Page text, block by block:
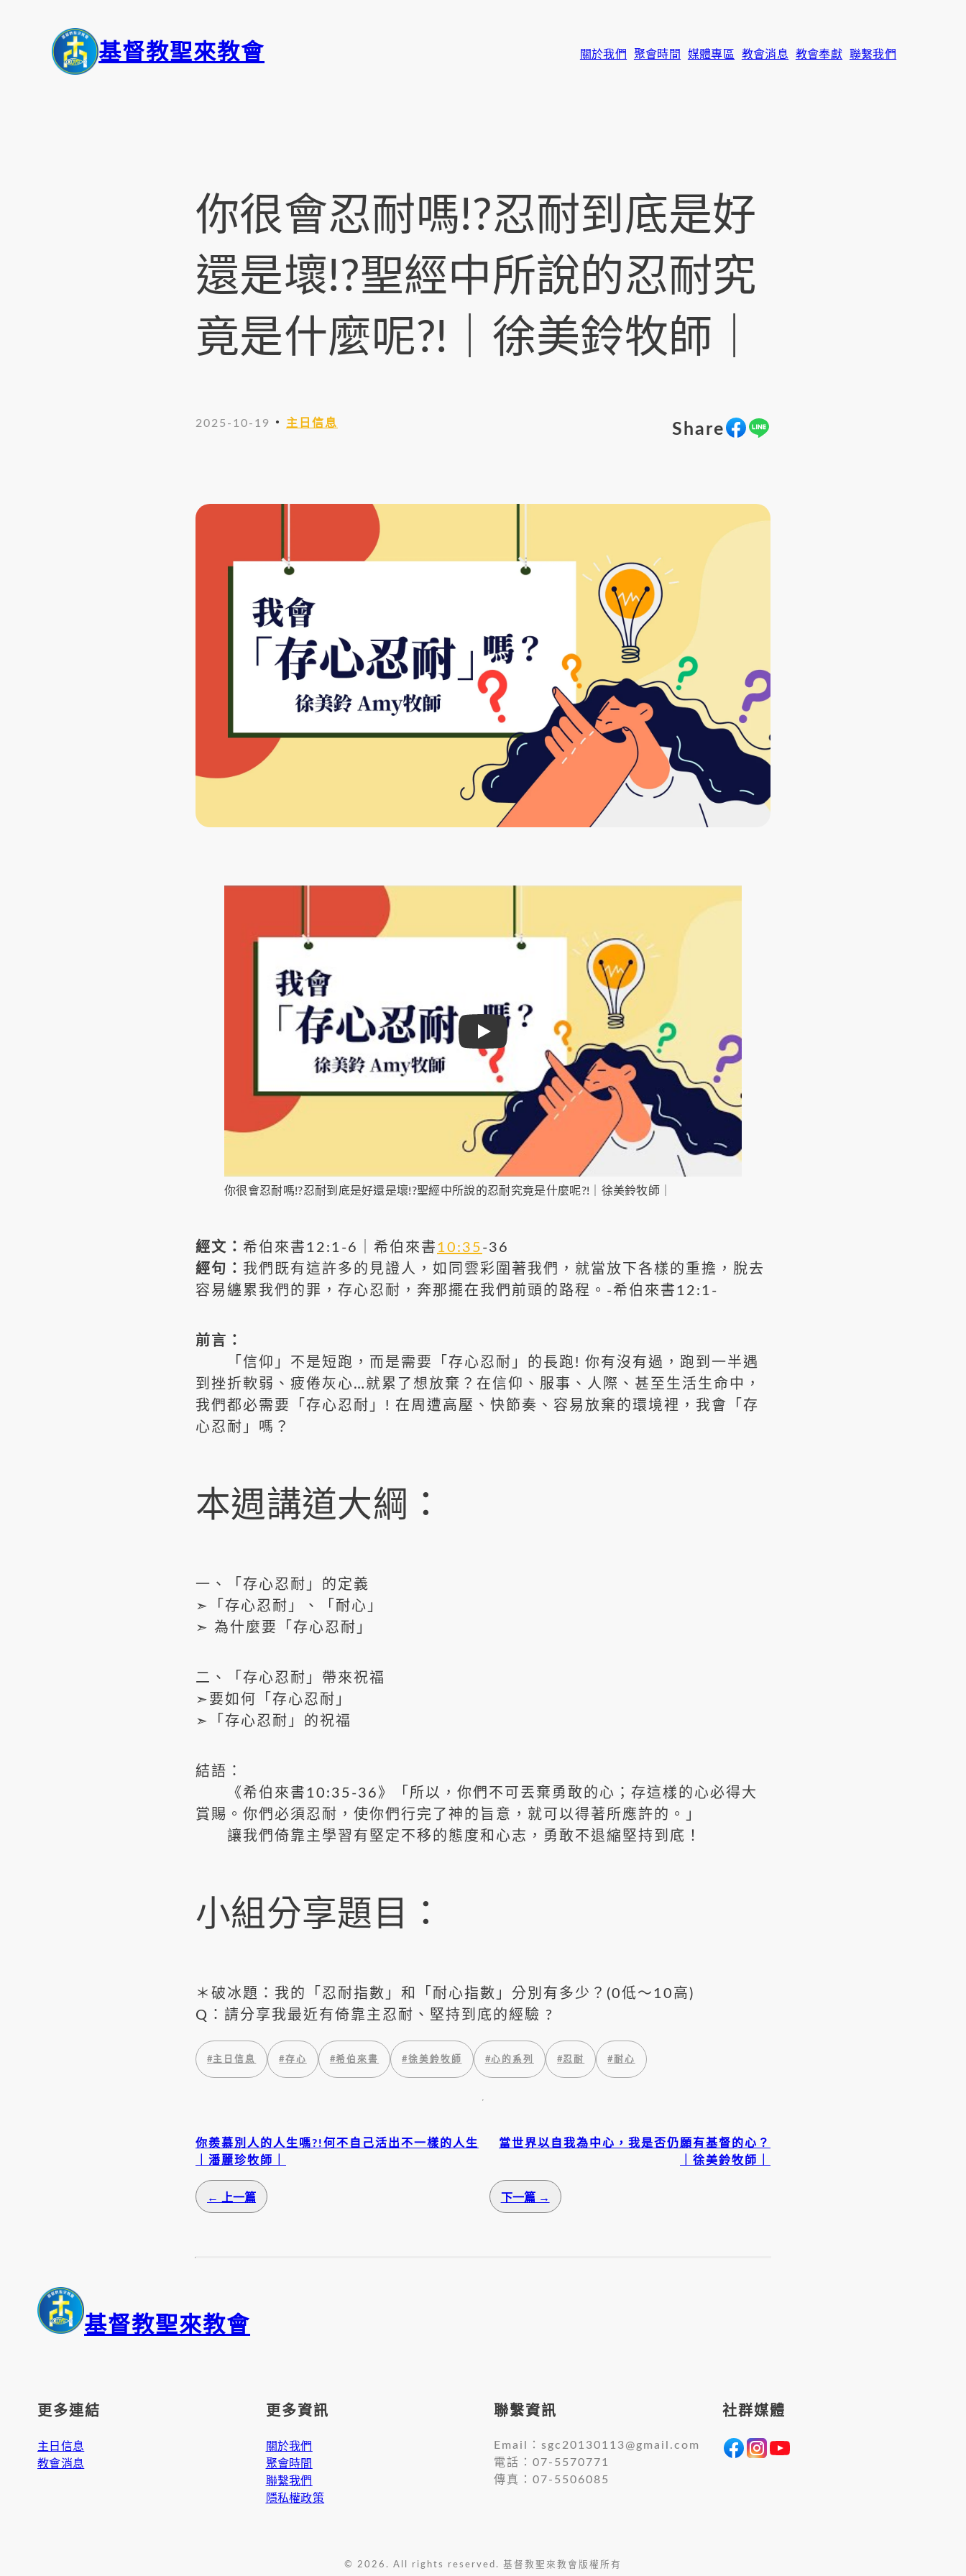
基督教聖來教會 關於我們 聚會時間 媒體專區 教會消息 教會奉獻 聯繫我們
你很會忍耐嗎!?忍耐到底是好
還是壞!?聖經中所說的忍耐究
竟是什麼呢?!｜徐美鈴牧師｜
2025-10-19 ・ 主日信息 Share
Play
你很會忍耐嗎!?忍耐到底是好還是壞!?聖經中所說的忍耐究竟是什麼呢?!｜徐美鈴牧師｜
經文： 希伯來書12:1-6｜希伯來書 10:35 -36
經句： 我們既有這許多的見證人，如同雲彩圍著我們，就當放下各樣的重擔，脫去
容易纏累我們的罪，存心忍耐，奔那擺在我們前頭的路程。-希伯來書12:1-
前言：
「信仰」不是短跑，而是需要「存心忍耐」的長跑! 你有沒有過，跑到一半遇
到挫折軟弱、疲倦灰心…就累了想放棄？在信仰、服事、人際、甚至生活生命中，
我們都必需要「存心忍耐」! 在周遭高壓、快節奏、容易放棄的環境裡，我會「存
心忍耐」嗎？
本週講道大綱：
一、「存心忍耐」的定義
➣「存心忍耐」、「耐心」
➣ 為什麼要「存心忍耐」
二、「存心忍耐」帶來祝福
➣要如何「存心忍耐」
➣「存心忍耐」的祝福
結語：
《希伯來書10:35-36》「所以，你們不可丟棄勇敢的心；存這樣的心必得大
賞賜。你們必須忍耐，使你們行完了神的旨意，就可以得著所應許的。」
讓我們倚靠主學習有堅定不移的態度和心志，勇敢不退縮堅持到底！
小組分享題目：
＊破冰題：我的「忍耐指數」和「耐心指數」分別有多少？(0低～10高)
Q：請分享我最近有倚靠主忍耐、堅持到底的經驗 ?
#主日信息 #存心 #希伯來書 #徐美鈴牧師 #心的系列 #忍耐 #耐心
你羨慕別人的人生嗎?!何不自己活出不一樣的人生
｜潘麗珍牧師｜
← 上一篇
當世界以自我為中心，我是否仍願有基督的心？
｜徐美鈴牧師｜
下一篇 →
基督教聖來教會
更多連結
主日信息
教會消息
更多資訊
關於我們
聚會時間
聯繫我們
隱私權政策
聯繫資訊
Email：sgc20130113@gmail.com
電話：07-5570771
傳真：07-5506085
社群媒體
© 2026. All rights reserved. 基督教聖來教會版權所有